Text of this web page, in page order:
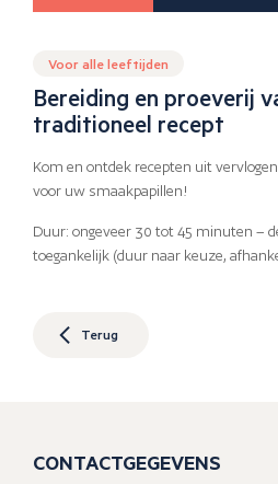
Voor alle leeftijden
Bereiding en proeverij
traditioneel recept
Kom en ontdek recepten uit
voor uw smaakpapillen!
Duur: ongeveer 30 tot 45 minuten –
toegankelijk (duur naar keuze,
Terug
CONTACTGEGEVENS